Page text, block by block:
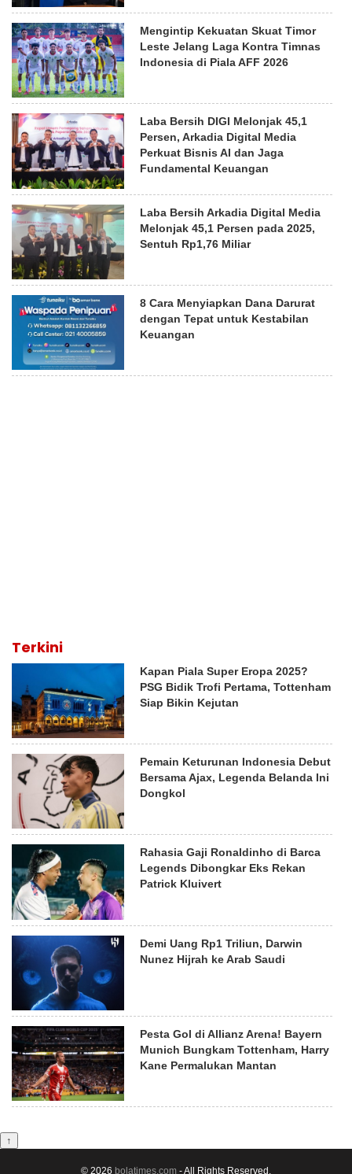
Mengintip Kekuatan Skuat Timor
Leste Jelang Laga Kontra Timnas
Indonesia di Piala AFF 2026
Laba Bersih DIGI Melonjak 45,1
Persen, Arkadia Digital Media
Perkuat Bisnis AI dan Jaga
Fundamental Keuangan
Laba Bersih Arkadia Digital Media
Melonjak 45,1 Persen pada 2025,
Sentuh Rp1,76 Miliar
8 Cara Menyiapkan Dana Darurat
dengan Tepat untuk Kestabilan
Keuangan
Terkini
Kapan Piala Super Eropa 2025?
PSG Bidik Trofi Pertama, Tottenham
Siap Bikin Kejutan
Pemain Keturunan Indonesia Debut
Bersama Ajax, Legenda Belanda Ini
Dongkol
Rahasia Gaji Ronaldinho di Barca
Legends Dibongkar Eks Rekan
Patrick Kluivert
Demi Uang Rp1 Triliun, Darwin
Nunez Hijrah ke Arab Saudi
Pesta Gol di Allianz Arena! Bayern
Munich Bungkam Tottenham, Harry
Kane Permalukan Mantan
↑
© 2026 bolatimes.com - All Rights Reserved.